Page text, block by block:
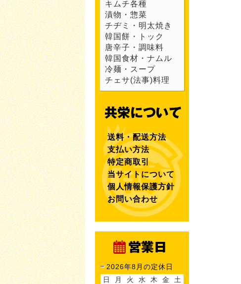
キムチ各種
漬物・惣菜
チヂミ・明太焼き
韓国餅・トック
唐辛子・調味料
韓国食材・ナムル
冷麺・スープ
チェサ(法事)料理
送料・配送方法
支払い方法
特定商取引
当サイトについて
個人情報保護方針
お問い合わせ
2026年8月の定休日
日
月 火 水 木 金
土